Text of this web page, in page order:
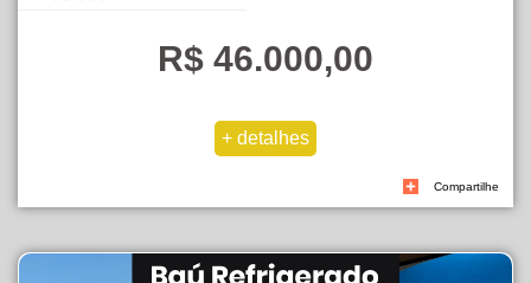
R$ 46.000,00
Compartilhe